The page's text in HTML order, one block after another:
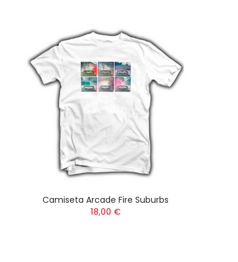
Camiseta Arcade Fire Suburbs
18,00 €